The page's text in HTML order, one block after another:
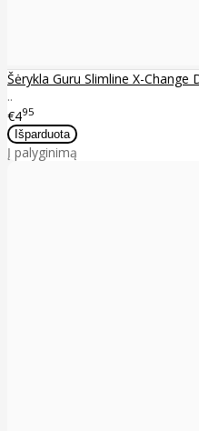
Šėrykla Guru Slimline X-
..
€495
Į palyginimą